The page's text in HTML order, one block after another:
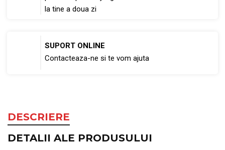
la tine a doua zi
SUPORT ONLINE
Contacteaza-ne si te vom ajuta
DESCRIERE
DETALII ALE PRODUSULUI